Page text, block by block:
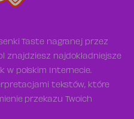
Taste nagranej przez
znajdziesz najdokładniejsze
w polskim Internecie.
tekstów, które
przekazu Twoich